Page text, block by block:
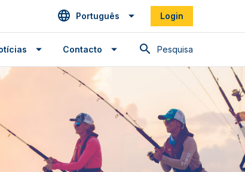
Português Login
Pesquisa
Contacto